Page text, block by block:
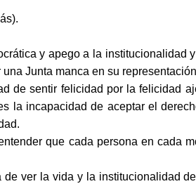
y apego a la
Junta manca en su
de sentir felicidad por la felicidad
la incapacidad de aceptar el
que cada persona en cada
ver la vida y la institucionalidad